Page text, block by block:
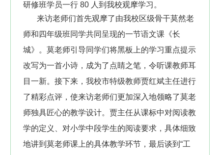
研修班学员一行 80 人到我校观摩学习。
来访老师们首先观摩了由我校区级骨干莫然老
师和四年级班同学共同呈现的一节语文课《长
城》。莫老师引导同学们将黑板上的学习重点提示
改写为一首小诗，成为了点睛之笔，令听课教师耳
目一新。接下来，我校市特级教师贾红斌主任进行
了精彩点评，使来访老师们更加深入地领略了莫老
师独具匠心的教学设计。贾主任从课标中对阅读教
学的定义、对小学中段学生的阅读要求，具体细致
地讲到莫老师课上的具体教学环节，最后谈到“工